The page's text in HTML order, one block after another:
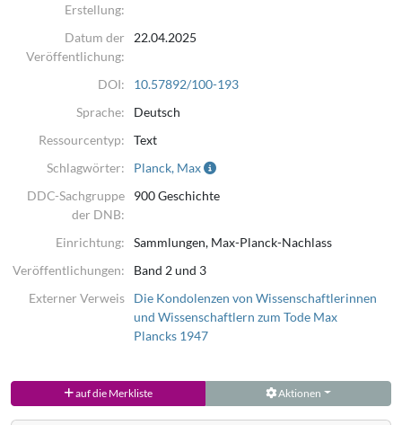
Erstellung:
Datum der
Veröffentlichung:
22.04.2025
DOI:
10.57892/100-193
Sprache:
Deutsch
Ressourcentyp:
Text
Schlagwörter:
Planck, Max
DDC-Sachgruppe
der DNB:
900 Geschichte
Einrichtung:
Sammlungen, Max-Planck-Nachlass
Veröffentlichungen:
Band 2 und 3
Externer Verweis
Die Kondolenzen von Wissenschaftlerinnen
und Wissenschaftlern zum Tode Max
Plancks 1947
auf die Merkliste Aktionen